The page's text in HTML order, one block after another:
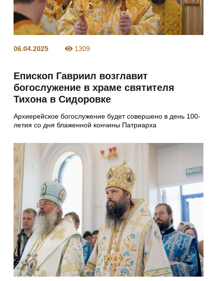
06.04.2025 1309
Епископ Гавриил возглавит
богослужение в храме святителя
Тихона в Сидоровке
Архиерейское богослужение будет совершено в день 100-
летия со дня блаженной кончины Патриарха